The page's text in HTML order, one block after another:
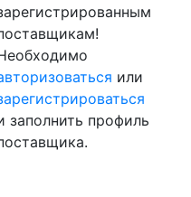
или
заполнить профиль